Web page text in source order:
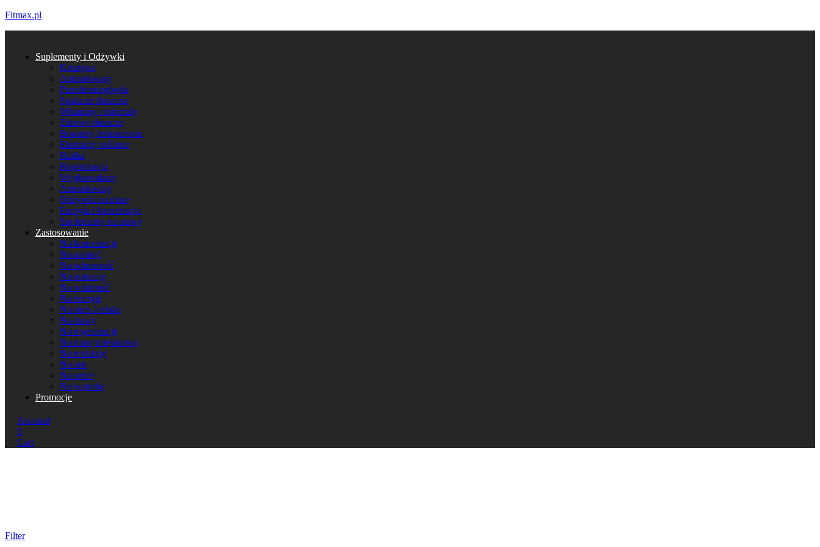
Fitmax.pl
Suplementy i Odżywki
Kreatyna
Aminokwasy
Przedtreningówki
Spalacze tłuszczu
Witaminy i minerały
Zdrowe tłuszcze
Boostery testosteronu
Ekstrakty roślinne
Białka
Regeneracja
Węglowodany
Aminokwasy
Odżywki na masę
Energia i koncetracja
Suplementy na stawy
Zastosowanie
Na koncetrację
Na pamięć
Na odporność
Na potencję
Na witalność
Na energię
Na stres i relaks
Na stawy
Na regenerację
Na masę mięśniową
Na redukcję
Na sen
Na serce
Na wątrobę
Promocje
Account
0
Cart
Filter